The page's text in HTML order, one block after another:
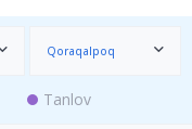
Qoraqalpoq
Tanlov